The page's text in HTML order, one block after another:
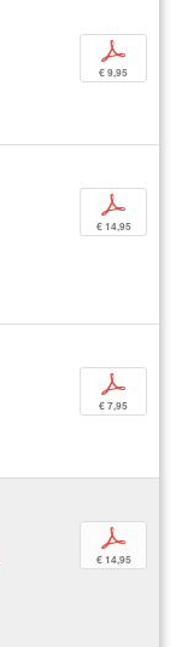
p
€ 9,95
p
€ 14,95
p
€ 7,95
p
€ 14,95